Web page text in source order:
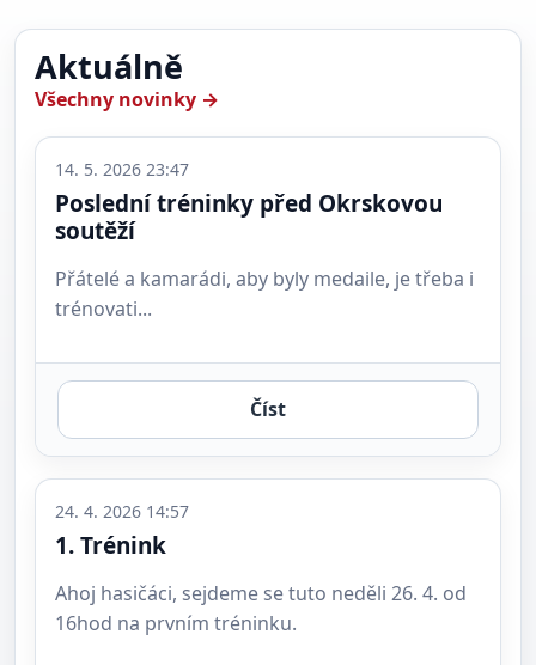
Aktuálně
Všechny novinky →
14. 5. 2026 23:47
Poslední tréninky před Okrskovou
soutěží
Přátelé a kamarádi, aby byly medaile, je třeba i
trénovati...
Číst
24. 4. 2026 14:57
1. Trénink
Ahoj hasičáci, sejdeme se tuto neděli 26. 4. od
16hod na prvním tréninku.